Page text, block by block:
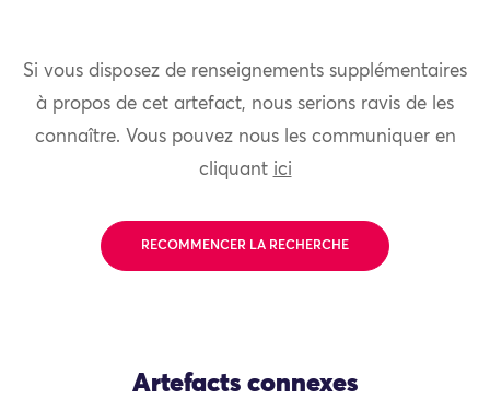
Si vous disposez de renseignements supplémentaires
à propos de cet artefact, nous serions ravis de les
connaître. Vous pouvez nous les communiquer en
cliquant ici
RECOMMENCER LA RECHERCHE
Artefacts connexes